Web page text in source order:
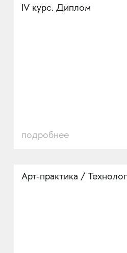
IV курс. Диплом
подробнее
Арт-практика /